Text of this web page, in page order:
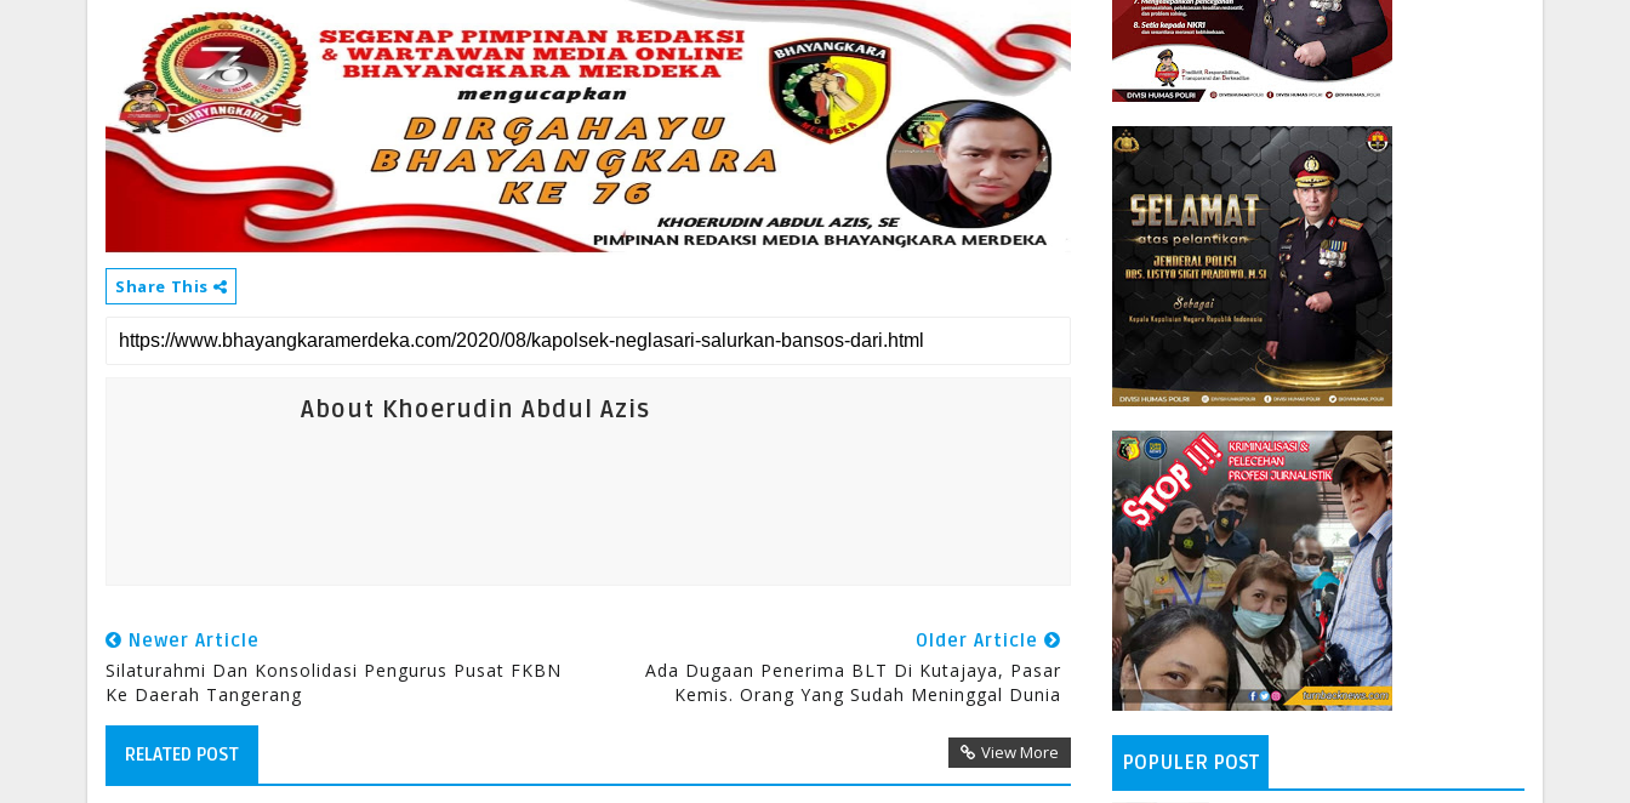
Share This
About Khoerudin Abdul Azis
Newer Article
Silaturahmi Dan Konsolidasi Pengurus Pusat FKBN
Ke Daerah Tangerang
Older Article
Ada Dugaan Penerima BLT Di Kutajaya, Pasar
Kemis. Orang Yang Sudah Meninggal Dunia
RELATED POST View More POPULER POST